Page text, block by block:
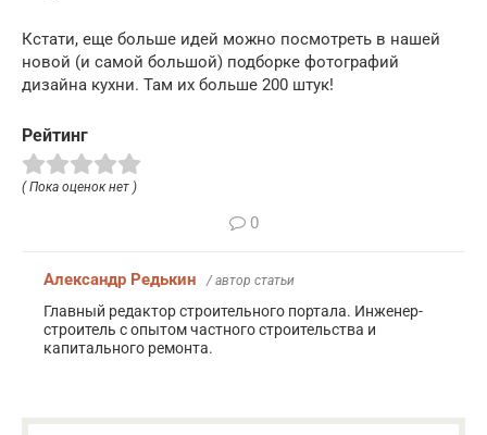
Кстати, еще больше идей можно посмотреть в нашей
новой (и самой большой) подборке фотографий
дизайна кухни. Там их больше 200 штук!
Рейтинг
( Пока оценок нет )
0
Александр Редькин / автор статьи
Главный редактор строительного портала. Инженер-
строитель с опытом частного строительства и
капитального ремонта.